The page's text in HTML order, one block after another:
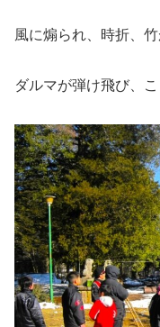
風に煽られ、時折、竹
ダルマが弾け飛び、